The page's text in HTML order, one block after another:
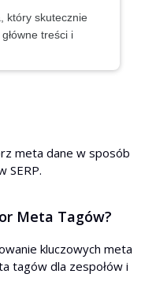
który skutecznie
treści i
meta dane w sposób
SERP.
Meta Tagów?
kluczowych meta
tagów dla zespołów i